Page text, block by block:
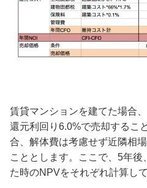
賃貸マンションを建てた場合
還元利回り6.0%で売却するこ
合、解体費は考慮せず近隣相
こととします。ここで、5年
た時のNPVをそれぞれ計算して